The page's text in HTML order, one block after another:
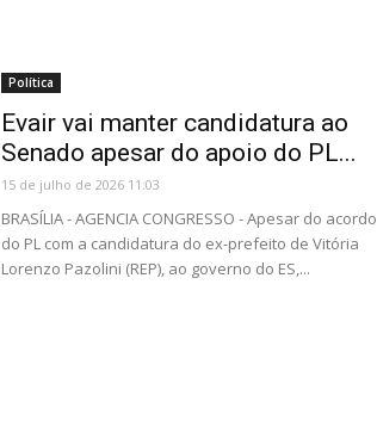
Política
Evair vai manter candidatura ao
Senado apesar do apoio do PL...
15 de julho de 2026 11:03
BRASÍLIA - AGENCIA CONGRESSO - Apesar do acordo
do PL com a candidatura do ex-prefeito de Vitória
Lorenzo Pazolini (REP), ao governo do ES,...